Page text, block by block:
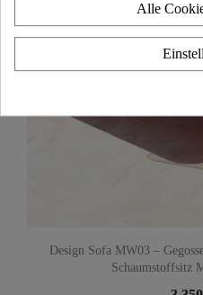
Design Sofa MW03 –
Schaumstoffsitz
Alle